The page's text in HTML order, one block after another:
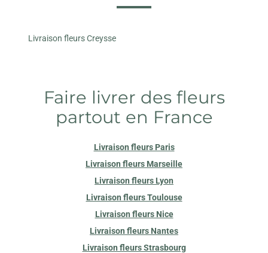
Livraison fleurs Creysse
Faire livrer des fleurs
partout en France
Livraison fleurs Paris
Livraison fleurs Marseille
Livraison fleurs Lyon
Livraison fleurs Toulouse
Livraison fleurs Nice
Livraison fleurs Nantes
Livraison fleurs Strasbourg